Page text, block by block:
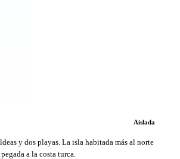
Aislada
y dos playas. La isla habitada más al norte
a la costa turca.